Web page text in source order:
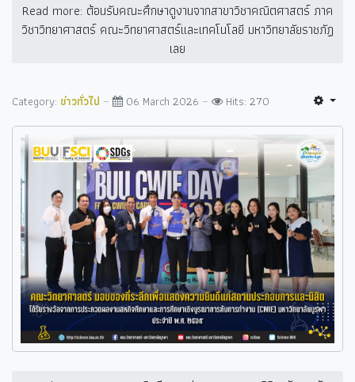
Read more: ต้อนรับคณะศึกษาดูงานจากสาขาวิชาคณิตศาสตร์ ภาค
วิชาวิทยาศาสตร์ คณะวิทยาศาสตร์และเทคโนโลยี มหาวิทยาลัยราชภัฏ
เลย
Category: ข่าวทั่วไป 06 March 2026 Hits: 270